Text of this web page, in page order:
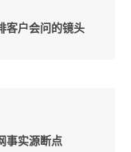
客户会问的镜头
事实源断点